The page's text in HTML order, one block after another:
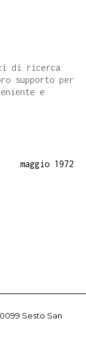
di ricerca
supporto per
e
maggio 1972
Sesto San